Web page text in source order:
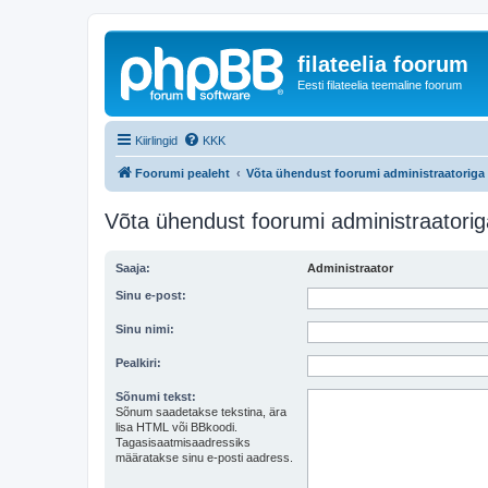
filateelia foorum
Eesti filateelia teemaline foorum
Kiirlingid KKK
Foorumi pealeht Võta ühendust foorumi administraatoriga
Võta ühendust foorumi
Saaja: Administraator
Sinu e-post:
Sinu nimi:
Pealkiri:
Sõnumi tekst:
Sõnum saadetakse tekstina, ära
lisa HTML või BBkoodi.
Tagasisaatmisaadressiks
määratakse sinu e-posti aadress.